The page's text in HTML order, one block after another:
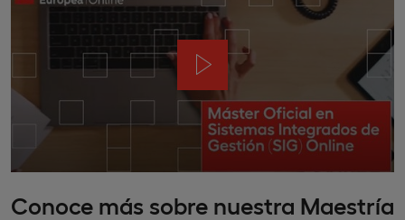
Conoce más sobre nuestra Maestría